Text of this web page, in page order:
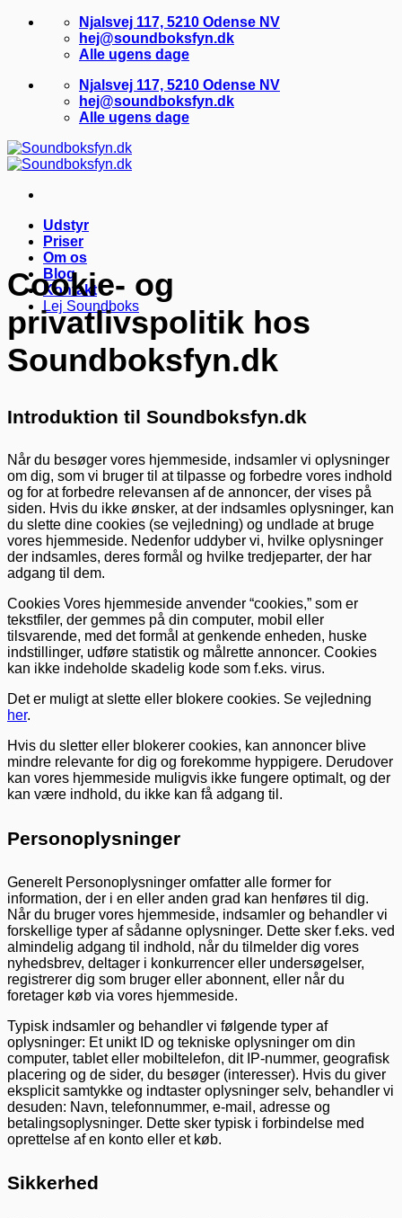
Fortsæt
Njalsvej 117, 5210 Odense NV
hej@soundboksfyn.dk
Alle ugens dage
Njalsvej 117, 5210 Odense NV
hej@soundboksfyn.dk
Alle ugens dage
Udstyr
Priser
Om os
Blog
Kontakt
Lej Soundboks
Cookie- og
privatlivspolitik hos
Soundboksfyn.dk
Introduktion til Soundboksfyn.dk
Når du besøger vores hjemmeside, indsamler vi oplysninger
om dig, som vi bruger til at tilpasse og forbedre vores indhold
og for at forbedre relevansen af de annoncer, der vises på
siden. Hvis du ikke ønsker, at der indsamles oplysninger, kan
du slette dine cookies (se vejledning) og undlade at bruge
vores hjemmeside. Nedenfor uddyber vi, hvilke oplysninger
der indsamles, deres formål og hvilke tredjeparter, der har
adgang til dem.
Cookies Vores hjemmeside anvender “cookies,” som er
tekstfiler, der gemmes på din computer, mobil eller
tilsvarende, med det formål at genkende enheden, huske
indstillinger, udføre statistik og målrette annoncer. Cookies
kan ikke indeholde skadelig kode som f.eks. virus.
Det er muligt at slette eller blokere cookies. Se vejledning
her.
Hvis du sletter eller blokerer cookies, kan annoncer blive
mindre relevante for dig og forekomme hyppigere. Derudover
kan vores hjemmeside muligvis ikke fungere optimalt, og der
kan være indhold, du ikke kan få adgang til.
Personoplysninger
Generelt Personoplysninger omfatter alle former for
information, der i en eller anden grad kan henføres til dig.
Når du bruger vores hjemmeside, indsamler og behandler vi
forskellige typer af sådanne oplysninger. Dette sker f.eks. ved
almindelig adgang til indhold, når du tilmelder dig vores
nyhedsbrev, deltager i konkurrencer eller undersøgelser,
registrerer dig som bruger eller abonnent, eller når du
foretager køb via vores hjemmeside.
Typisk indsamler og behandler vi følgende typer af
oplysninger: Et unikt ID og tekniske oplysninger om din
computer, tablet eller mobiltelefon, dit IP-nummer, geografisk
placering og de sider, du besøger (interesser). Hvis du giver
eksplicit samtykke og indtaster oplysninger selv, behandler vi
desuden: Navn, telefonnummer, e-mail, adresse og
betalingsoplysninger. Dette sker typisk i forbindelse med
oprettelse af en konto eller et køb.
Sikkerhed